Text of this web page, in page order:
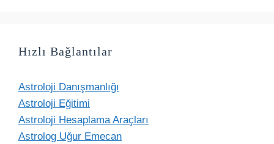
Hızlı Bağlantılar
Astroloji Danışmanlığı
Astroloji Eğitimi
Astroloji Hesaplama Araçları
Astrolog Uğur Emecan